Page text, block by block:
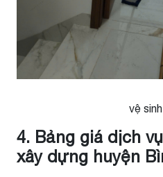
vệ
4. Bảng giá dịch
xây dựng huyện